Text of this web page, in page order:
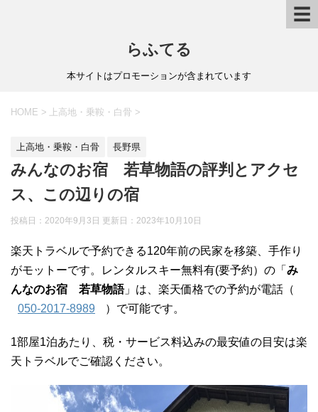
☰
らふてる
本サイトはプロモーションが含まれています
HOME > 上高地・乗鞍・白骨 >
上高地・乗鞍・白骨 長野県
みんなのお宿 若草物語の評判とアクセ
ス、この辺りの宿
投稿日：2020年9月3日 更新日： 2023年10月10日
楽天トラベルで予約できる120年前の民家を移築、手作り
がモットーです。レンタルスキー無料有(要予約）の「 み
んなのお宿 若草物語」は、楽天価格での予約が電話（
050-2017-8989
）で可能です。
1部屋1泊あたり、税・サービス料込みの最安値の目安は楽
天トラベルでご確認ください。